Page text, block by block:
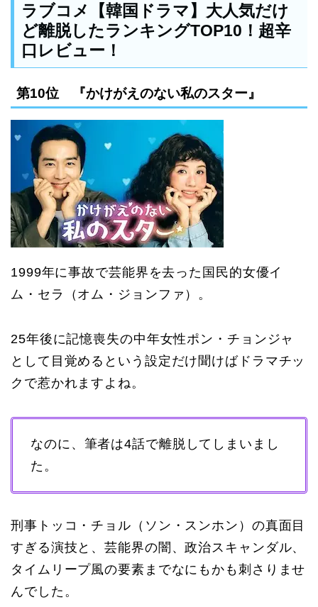
ラブコメ【韓国ドラマ】大人気だけ
ど離脱したランキングTOP10！超辛
口レビュー！
第10位 『かけがえのない私のスター』
1999年に事故で芸能界を去った国民的女優イ
ム・セラ（オム・ジョンファ）。
25年後に記憶喪失の中年女性ポン・チョンジャ
として目覚めるという設定だけ聞けばドラマチッ
クで惹かれますよね。
なのに、筆者は4話で離脱してしまいまし
た。
刑事トッコ・チョル（ソン・スンホン）の真面目
すぎる演技と、芸能界の闇、政治スキャンダル、
タイムリープ風の要素までなにもかも刺さりませ
んでした。